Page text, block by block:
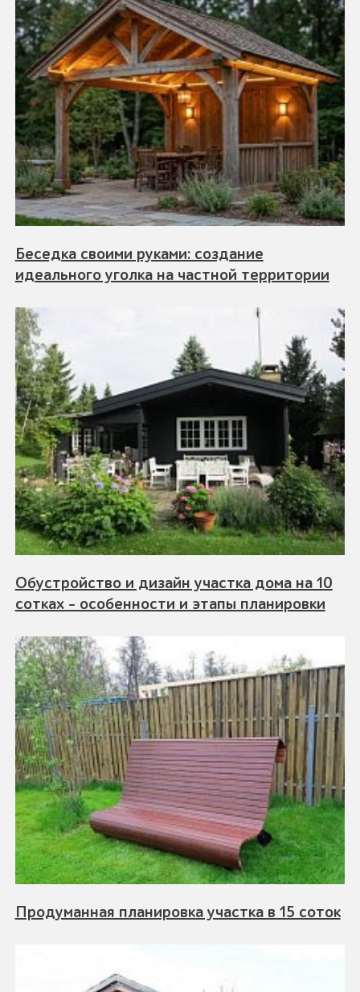
Беседка своими руками: создание
идеального уголка на частной территории
Обустройство и дизайн участка дома на 10
сотках - особенности и этапы планировки
Продуманная планировка участка в 15 соток